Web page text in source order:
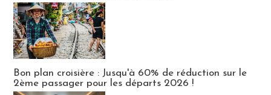
Bon plan croisière : Jusqu'à 60% de réduction sur le
2ème passager pour les départs 2026 !